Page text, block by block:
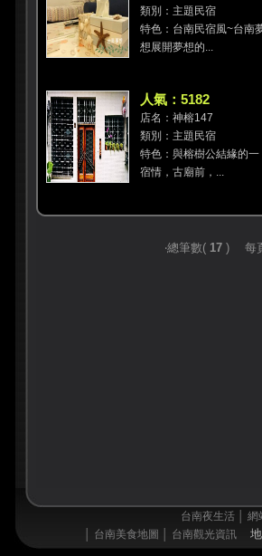
類別：主題民宿
特色：台南民宿風~台南
想展開夢想的...
人氣：5182
店名：神榕147
類別：主題民宿
特色：與榕樹公結緣的一
宿情，古廟前，...
‧總筆數( 17 ) 每
台南夜生活│ 網
台南美食地圖 台南觀光資訊